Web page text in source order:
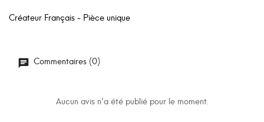
Créateur Français - Pièce unique
Commentaires (0)
Aucun avis n'a été publié pour le moment.